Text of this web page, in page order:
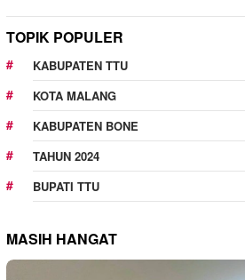
TOPIK POPULER
KABUPATEN TTU
KOTA MALANG
KABUPATEN BONE
TAHUN 2024
BUPATI TTU
MASIH HANGAT